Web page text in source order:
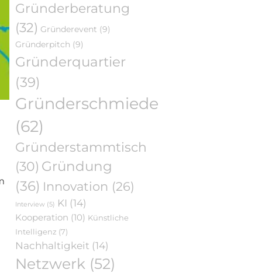
Gründerberatung
(32) Gründerevent (9)
Gründerpitch (9)
Gründerquartier
(39)
Gründerschmiede
(62)
Gründerstammtisch
(30) Gründung
(36) Innovation (26)
Interview (5) KI (14)
Kooperation (10) Künstliche
Intelligenz (7)
Nachhaltigkeit (14)
Netzwerk (52)